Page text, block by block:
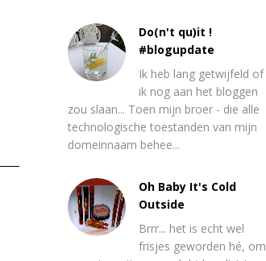
Do(n't qu)it !
#blogupdate
Ik heb lang getwijfeld of
ik nog aan het bloggen
zou slaan... Toen mijn broer - die alle
technologische toestanden van mijn
domeinnaam behee...
Oh Baby It's Cold
Outside
Brrr... het is echt wel
frisjes geworden hé, om